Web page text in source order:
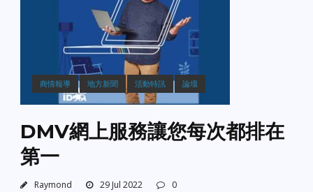
商情報導 地方新聞 活動特訊 論壇
DMV網上服務讓您每次都排在
第一
Raymond 29 Jul 2022 0